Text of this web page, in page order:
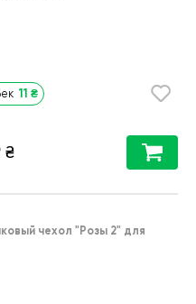
11 ₴
₴
чехол "Розы 2" для